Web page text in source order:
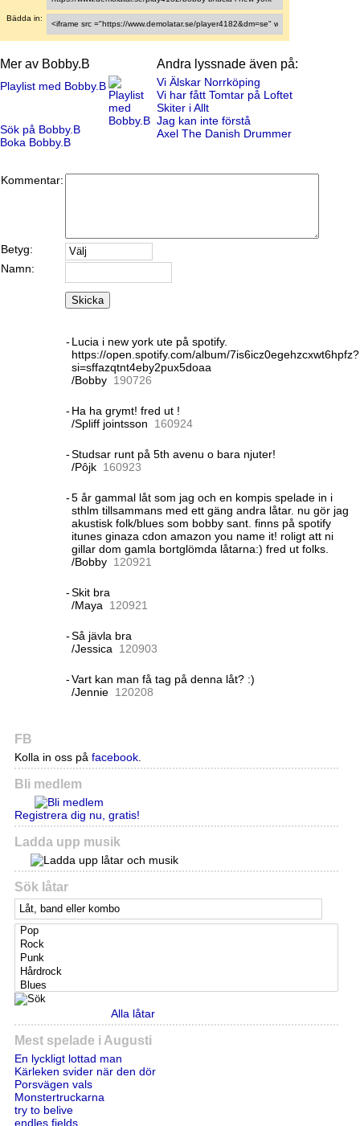
Bädda in:
Mer av Bobby.B
Playlist med Bobby.B
Sök på Bobby.B
Boka Bobby.B
Andra lyssnade även på:
Vi Älskar Norrköping
Vi har fått Tomtar på Loftet
Skiter i Allt
Jag kan inte förstå
Axel The Danish Drummer
Kommentar:
Betyg:
Namn:
Skicka
- Lucia i new york ute på spotify.
https://open.spotify.com/album/7is6icz0egehzcxwt6hpfz?
si=sffazqtnt4eby2pux5doaa
/Bobby 190726
- Ha ha grymt! fred ut !
/Spliff jointsson
160924
-Studsar runt på 5th avenu o bara njuter!
/Pôjk 160923
-5 år gammal låt som jag och en kompis spelade in i
sthlm tillsammans med ett gäng andra låtar. nu gör jag
akustisk folk/blues som bobby sant. finns på spotify
itunes ginaza cdon amazon you name it! roligt att ni
gillar dom gamla bortglömda låtarna:) fred ut folks.
/Bobby 120921
-Skit bra
/Maya
120921
-Så jävla bra
/Jessica
120903
-Vart kan man få tag på denna låt? :)
/Jennie 120208
FB
Kolla in oss på facebook.
Bli medlem
Registrera dig nu, gratis!
Ladda upp musik
Sök låtar
Alla låtar
Mest spelade i Augusti
En lyckligt lottad man
Kärleken svider när den dör
Porsvägen vals
Monstertruckarna
try to belive
endles fields